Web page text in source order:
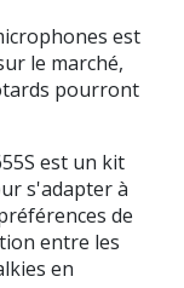
est
le marché,
pourront
est un kit
s'adapter à
de
entre les
en